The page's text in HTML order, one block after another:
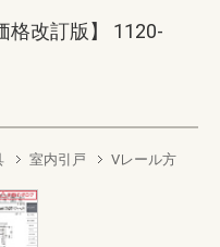
格改訂版】 1120-
室内引戸
Vレール方